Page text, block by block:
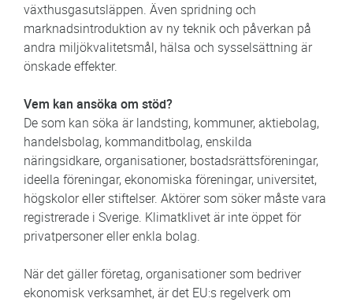
växthusgasutsläppen. Även spridning och
marknadsintroduktion av ny teknik och påverkan på
andra miljökvalitetsmål, hälsa och sysselsättning är
önskade effekter.
Vem kan ansöka om stöd?
De som kan söka är landsting, kommuner, aktiebolag,
handelsbolag, kommanditbolag, enskilda
näringsidkare, organisationer, bostadsrättsföreningar,
ideella föreningar, ekonomiska föreningar, universitet,
högskolor eller stiftelser. Aktörer som söker måste vara
registrerade i Sverige. Klimatklivet är inte öppet för
privatpersoner eller enkla bolag.
När det gäller företag, organisationer som bedriver
ekonomisk verksamhet, är det EU:s regelverk om